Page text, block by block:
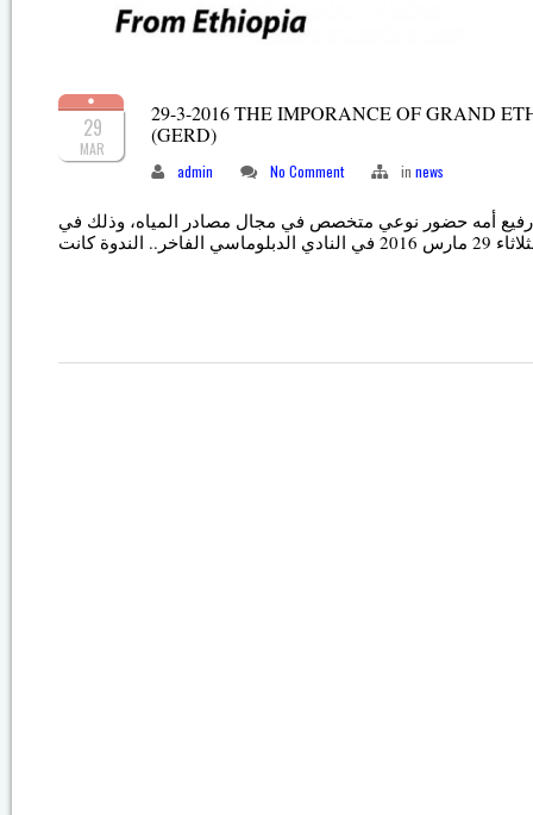
29
MAR
29-3-2016 THE IMPORANCE OF GRAND
(GERD)
admin No Comment in news
رفيع أمه حضور نوعي متخصص في مجال مصادر المياه، وذلك في